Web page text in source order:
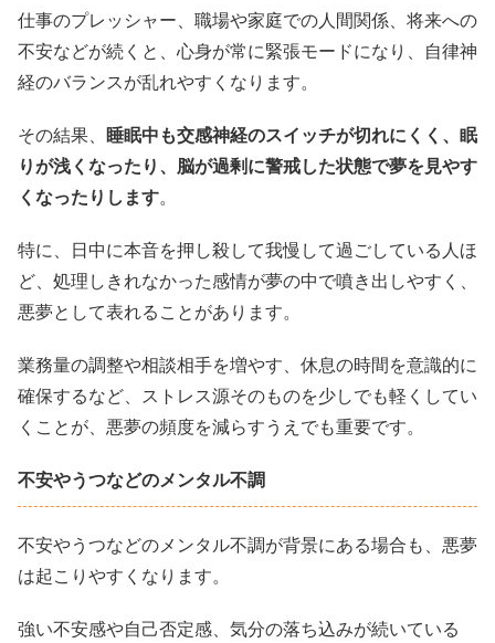
仕事のプレッシャー、職場や家庭での人間関係、将来への
不安などが続くと、心身が常に緊張モードになり、自律神
経のバランスが乱れやすくなります。
その結果、 睡眠中も交感神経のスイッチが切れにくく、眠
りが浅くなったり、脳が過剰に警戒した状態で夢を見やす
くなったりします。
特に、日中に本音を押し殺して我慢して過ごしている人ほ
ど、処理しきれなかった感情が夢の中で噴き出しやすく、
悪夢として表れることがあります。
業務量の調整や相談相手を増やす、休息の時間を意識的に
確保するなど、ストレス源そのものを少しでも軽くしてい
くことが、悪夢の頻度を減らすうえでも重要です。
不安やうつなどのメンタル不調
不安やうつなどのメンタル不調が背景にある場合も、悪夢
は起こりやすくなります。
強い不安感や自己否定感、気分の落ち込みが続いている